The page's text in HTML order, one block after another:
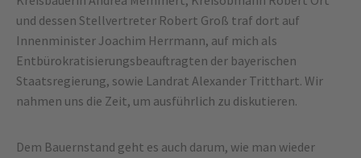
und dessen Stellvertreter Robert Groß traf dort auf
Innenminister Joachim Herrmann, auf mich als
Entbürokratisierungsbeauftragten der bayerischen
Staatsregierung, sowie Landrat Alexander Tritthart. Wir
nahmen uns die Zeit, um ausführlich zu diskutieren.
Dem Bauernstand geht es auch darum, wie man wieder